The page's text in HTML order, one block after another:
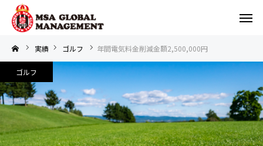
実績 ゴルフ 年間電気料金削減金額2,500,000円
ゴルフ